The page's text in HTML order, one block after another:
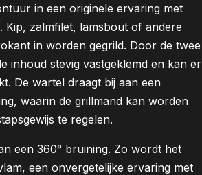
in een originele ervaring met
zalmfilet, lamsbout of andere
in worden gegrild. Door de twee
inhoud stevig vastgeklemd en kan er
De wartel draagt bij aan een
waarin de grillmand kan worden
te regelen.
een 360° bruining. Zo wordt het
een onvergetelijke ervaring met